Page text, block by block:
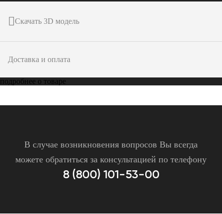
Скачать 3D модель
Доставка и оплата
подробнее о товаре
В случае возникновения вопросов Вы всегда
можете обратиться за консультацией по телефону
8 (800) 101-53-00